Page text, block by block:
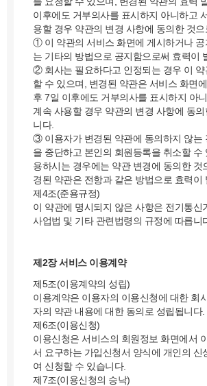
이후에도 거부의사를 표시하지 아니하고
용할 경우 약관의 변경 사항에 동의한 것
① 이 약관의 서비스 화면에 게시하거나 공
는 기타의 방법으로 공지함으로써 효력이
② 회사는 필요하다고 인정되는 경우 이 약
할 수 있으며, 변경된 약관은 서비스 화면
후 7일 이후에도 거부의사를 표시하지 아
계속 사용할 경우 약관의 변경 사항에 동
니다.
③ 이용자가 변경된 약관에 동의하지 않는
을 중단하고 본인의 회원등록을 취소할 수
용하시는 경우에는 약관 변경에 동의한 것
경된 약관은 전항과 같은 방법으로 효력이
제4조(준용규정)
이 약관에 명시되지 않은 사항은 전기통신
사업법 및 기타 관련법령의 규정에 따릅니
제2장 서비스 이용계약
제5조(이용계약의 성립)
이용계약은 이용자의 이용신청에 대한 회
자의 약관 내용에 대한 동의로 성립됩니다.
제6조(이용신청)
이용신청은 서비스의 회원정보 화면에서
서 요구하는 가입신청서 양식에 개인의 신
여 신청할 수 있습니다.
제7조(이용신청의 승낙)